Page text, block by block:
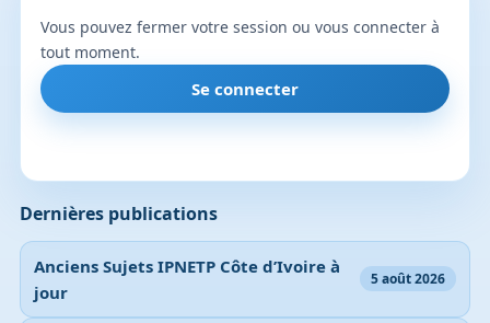
Dernières publications
Anciens Sujets IPNETP Côte d’Ivoire à
jour
5 août 2026
Vous pouvez fermer votre session ou vous connecter à
tout moment.
Se connecter